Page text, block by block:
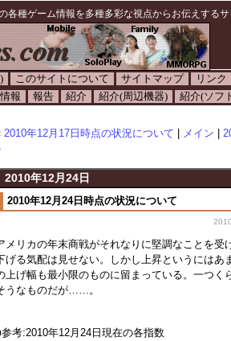
各種ゲーム情報を多種多彩な視点からお伝えする
このサイトについて サイトマップ リンク
報 報告 紹介 紹介(周辺機器) 紹介(ソフ
2010年12月17日時点の状況について メイン
2010年12月24日
2010年12月24日時点の状況について
メリカの年末商戦がそれなりに堅調なことを受
げる気配は見せない。しかし上昇というにはあ
上げ幅も最小限のものに留まっている。一つく
うなものだが……。
考:2010年12月24日現在の各指数